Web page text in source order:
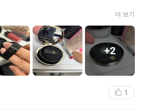
군..!! 좋긴 좋아요..!! 좋다고 생각하는 이유
이
….그래서 헤라 매트 팩트나왔는데 그거
더 보기
+2
1